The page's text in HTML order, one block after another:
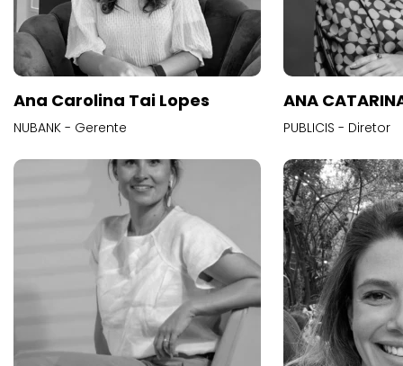
Ana Carolina Tai Lopes
NUBANK - Gerente
ANA
PUBLICIS - Diretor